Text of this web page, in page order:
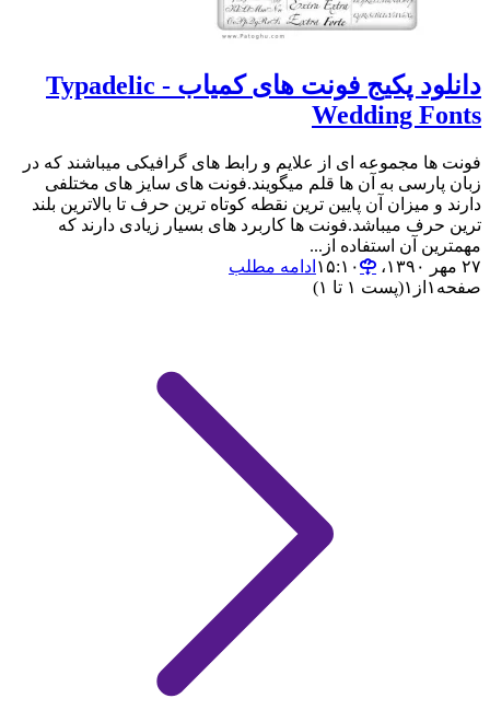
دانلود پکیج فونت های کمیاب Typadelic -
Wedding Fonts
فونت ها مجموعه ای از علایم و رابط های گرافیکی میباشند که در
زبان پارسی به آن ها قلم میگویند.فونت های سایز های مختلفی
دارند و میزان آن پایین ترین نقطه کوتاه ترین حرف تا بالاترین بلند
ترین حرف میباشد.فونت ها کاربرد های بسیار زیادی دارند که
مهمترین آن استفاده از...
۲۷ مهر ۱۳۹۰،‏ ۱۵:۱۰
ادامه مطلب
صفحه ۱ از ۱(پست ۱ تا ۱)